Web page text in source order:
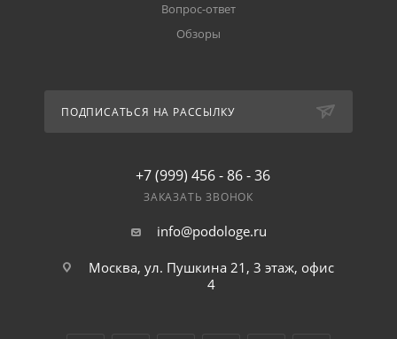
Вопрос-ответ
Обзоры
ПОДПИСАТЬСЯ НА РАССЫЛКУ
+7 (999) 456 - 86 - 36
ЗАКАЗАТЬ ЗВОНОК
info@podologe.ru
Москва, ул. Пушкина 21, 3 этаж, офис
4